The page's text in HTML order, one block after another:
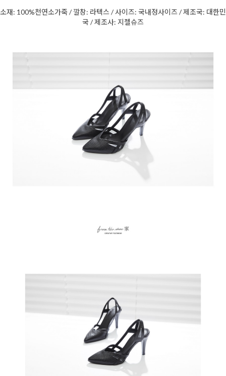
소재: 100%천연소가죽 / 깔창: 라텍스 / 사이즈: 국내정사이즈 / 제조국: 대한민
국 / 제조사: 지젤슈즈